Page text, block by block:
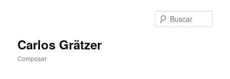
Carlos Grätzer
Composer